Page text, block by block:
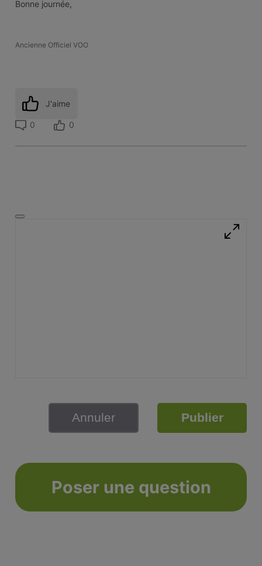
Bonne journée,
Ancienne Officiel VOO
J'aime
0 0
Annuler Publier
Poser une question